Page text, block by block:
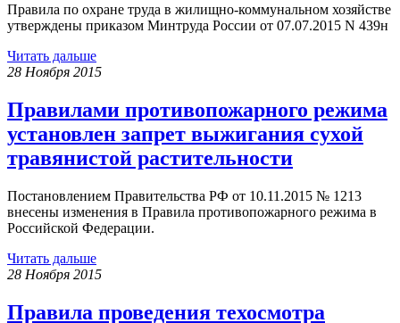
Правила по охране труда в жилищно-коммунальном хозяйстве
утверждены приказом Минтруда России от 07.07.2015 N 439н
Читать дальше
28 Ноября 2015
Правилами противопожарного режима
установлен запрет выжигания сухой
травянистой растительности
Постановлением Правительства РФ от 10.11.2015 № 1213
внесены изменения в Правила противопожарного режима в
Российской Федерации.
Читать дальше
28 Ноября 2015
Правила проведения техосмотра